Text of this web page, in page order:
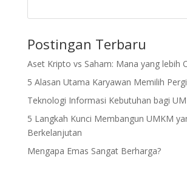
Postingan Terbaru
Aset Kripto vs Saham: Mana yang lebih
5 Alasan Utama Karyawan Memilih Pergi
Teknologi Informasi Kebutuhan bagi
5 Langkah Kunci Membangun UMKM
Berkelanjutan
Mengapa Emas Sangat Berharga?